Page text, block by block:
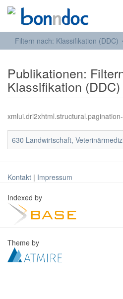
Filtern nach: Klassifikation (DDC)
Publikationen:
Klassifikation (DDC)
630 Landwirtschaft,
Kontakt | Impressum
Indexed by
Theme by